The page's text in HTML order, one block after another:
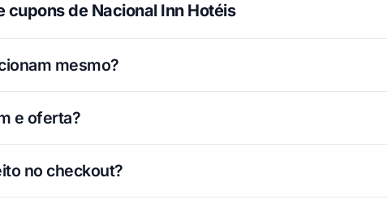
de Nacional Inn Hotéis
mesmo?
e oferta?
no checkout?